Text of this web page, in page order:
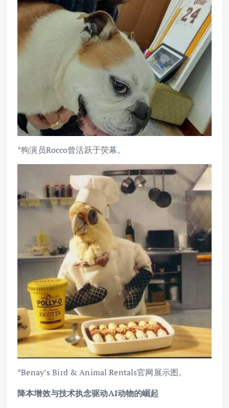
*狗演员Rocco曾活跃于荧幕。
*Benay’s Bird & Animal Rentals官网展示图。
降本增效与技术执念驱动AI动物的崛起